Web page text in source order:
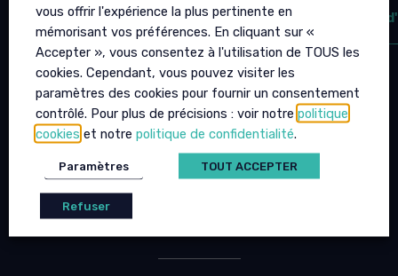
plus d'infos plus
Infos pratiques
vous offrir l'expérience la plus pertinente en
mémorisant vos préférences. En cliquant sur «
Accepter », vous consentez à l'utilisation de TOUS les
cookies. Cependant, vous pouvez visiter les
paramètres des cookies pour fournir un consentement
contrôlé. Pour plus de précisions : voir notre politique
cookies et notre politique de confidentialité.
Paramètres TOUT ACCEPTER
Refuser